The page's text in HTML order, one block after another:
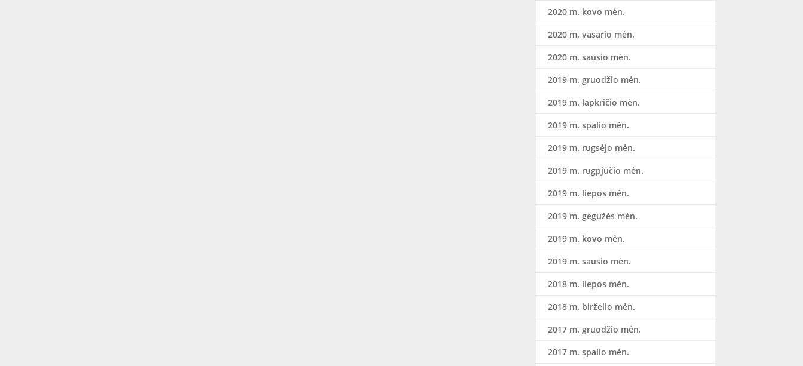
2020 m. kovo mėn.
2020 m. vasario mėn.
2020 m. sausio mėn.
2019 m. gruodžio mėn.
2019 m. lapkričio mėn.
2019 m. spalio mėn.
2019 m. rugsėjo mėn.
2019 m. rugpjūčio mėn.
2019 m. liepos mėn.
2019 m. gegužės mėn.
2019 m. kovo mėn.
2019 m. sausio mėn.
2018 m. liepos mėn.
2018 m. birželio mėn.
2017 m. gruodžio mėn.
2017 m. spalio mėn.